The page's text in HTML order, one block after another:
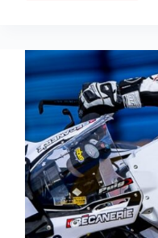
DU
QATAR
EST
REPORTÉ
:
NOUVEAU
CALENDRIER
DANS
LE
LIEN